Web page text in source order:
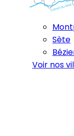
Sète
Voir nos